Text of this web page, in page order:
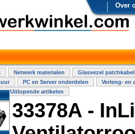
Over
Netwerk materialen
Glasvezel
PC en Server onderdelen
Verleng- en
Uitlopende artikelen
33378A -